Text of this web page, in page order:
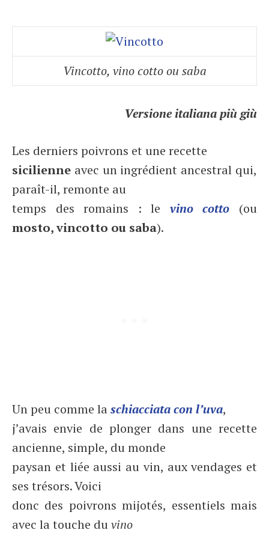
Vincotto, vino cotto ou saba
Versione italiana più giù
Les derniers poivrons et une recette
sicilienne avec un ingrédient ancestral qui,
paraît-il, remonte au
temps des romains : le vino cotto (ou
mosto, vincotto ou saba).
Un peu comme laschiacciata con l’uva,
j’avais envie de plonger dans une recette
ancienne, simple, du monde
paysan et liée aussi au vin, aux vendages et
ses trésors. Voici
donc des poivrons mijotés, essentiels mais
avec la touche du vino